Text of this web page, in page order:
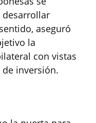
desarrollar
aseguró
la
con vistas
inversión.